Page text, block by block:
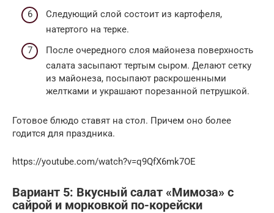
Следующий слой состоит из картофеля,
натертого на терке.
После очередного слоя майонеза поверхность
салата засыпают тертым сыром. Делают сетку
из майонеза, посыпают раскрошенными
желтками и украшают порезанной петрушкой.
Готовое блюдо ставят на стол. Причем оно более
годится для праздника.
https://youtube.com/watch?v=q9QfX6mk7OE
Вариант 5: Вкусный салат «Мимоза» с
сайрой и морковкой по-корейски